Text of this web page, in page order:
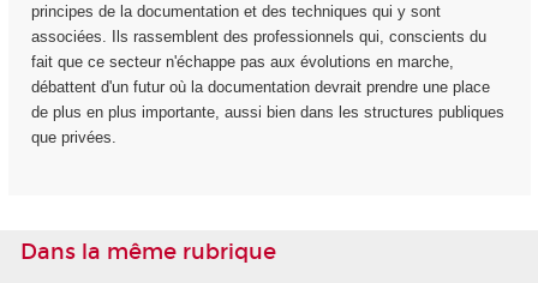
principes de la documentation et des techniques qui y sont
associées. Ils rassemblent des professionnels qui, conscients du
fait que ce secteur n'échappe pas aux évolutions en marche,
débattent d'un futur où la documentation devrait prendre une place
de plus en plus importante, aussi bien dans les structures publiques
que privées.
Dans la même rubrique